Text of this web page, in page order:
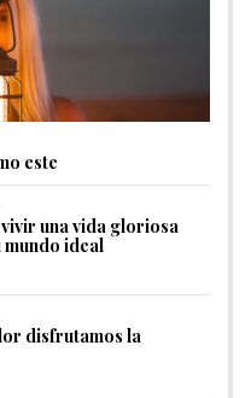
este
una vida gloriosa
mundo ideal
disfrutamos la